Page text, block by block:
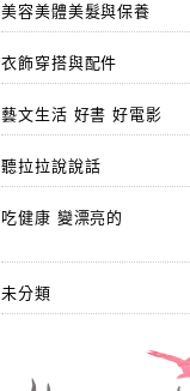
美容美體美髮與保養
衣飾穿搭與配件
藝文生活 好書 好電影
聽拉拉說說話
吃健康 變漂亮的
未分類